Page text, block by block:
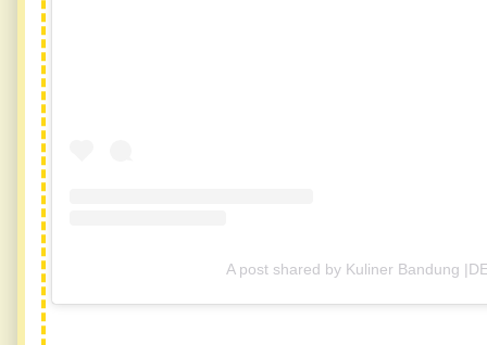
A post shared by Kuliner Bandung